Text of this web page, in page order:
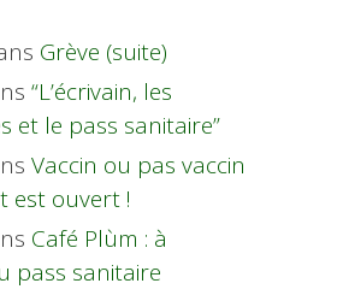
Grève (suite)
“L’écrivain, les
et le pass sanitaire”
Vaccin ou pas vaccin
est ouvert !
Café Plùm : à
pass sanitaire